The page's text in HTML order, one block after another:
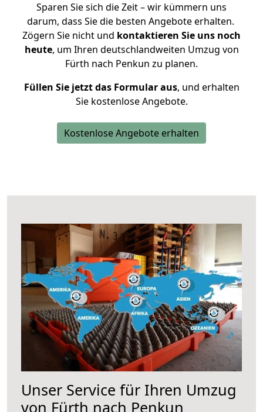
Sparen Sie sich die Zeit – wir kümmern uns
darum, dass Sie die besten Angebote erhalten.
Zögern Sie nicht und kontaktieren Sie uns noch
heute, um Ihren deutschlandweiten Umzug von
Fürth nach Penkun zu planen.
Füllen Sie jetzt das Formular aus, und erhalten
Sie kostenlose Angebote.
Kostenlose Angebote erhalten
Unser Service für Ihren Umzug
von Fürth nach Penkun